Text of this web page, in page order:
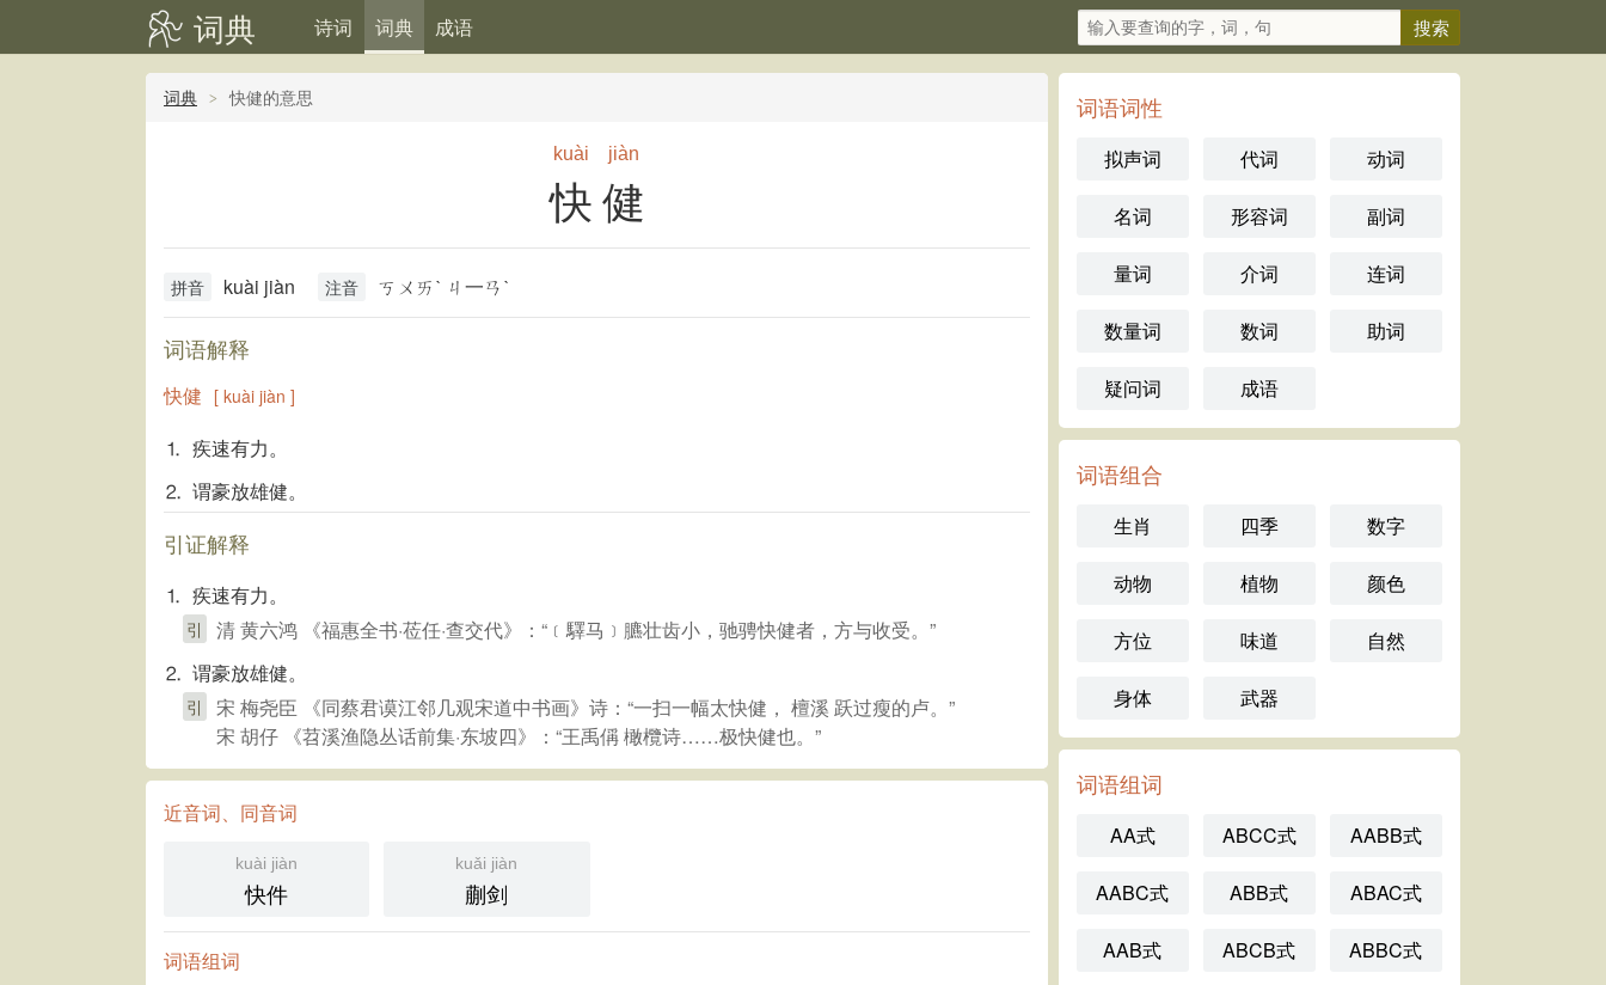
词典 诗词 词典 成语
词典 快健的意思
kuài jiàn
快健
拼音 kuài jiàn 注音 ㄎㄨㄞˋ ㄐ一ㄢˋ
词语解释
快健 [ kuài jiàn ]
⒈ 疾速有力。
⒉ 谓豪放雄健。
引证解释
⒈ 疾速有力。
引
清 黄六鸿 《福惠全书·莅任·查交代》：“﹝驛马﹞臕壮齿小，驰骋快健者，方与收受。”
⒉ 谓豪放雄健。
引
宋 梅尧臣 《同蔡君谟江邻几观宋道中书画》诗：“一扫一幅太快健， 檀溪 跃过瘦的卢。”
宋 胡仔 《苕溪渔隐丛话前集·东坡四》：“王禹偁 橄欖诗……极快健也。”
近音词、同音词
kuài jiàn
快件
kuǎi jiàn
蒯剑
词语组词
词语词性
拟声词 代词 动词
名词 形容词 副词
量词 介词 连词
数量词 数词 助词
疑问词 成语
词语组合
生肖 四季 数字
动物 植物 颜色
方位 味道 自然
身体 武器
词语组词
AA式 ABCC式 AABB式
AABC式 ABB式 ABAC式
AAB式 ABCB式 ABBC式